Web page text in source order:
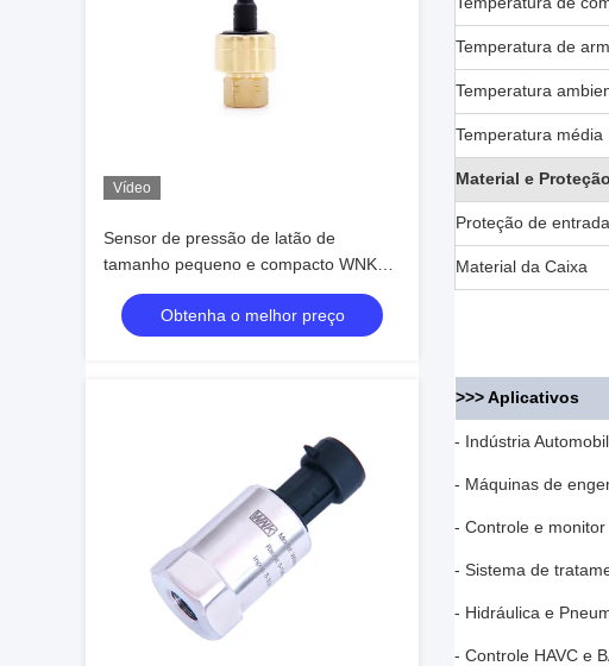
Vídeo
Sensor de pressão de latão de
tamanho pequeno e compacto WNK
para sistema HVAC de ar condicionado
Obtenha o melhor preço
Temperatura de
Temperatura
Temperatura média
Material e Proteção
Proteção de entrada
Material da Caixa
>>> Aplicativos
- Indústria
- Máquinas de
- Controle e
- Sistema de
- Hidráulica e
- Controle HAVC e